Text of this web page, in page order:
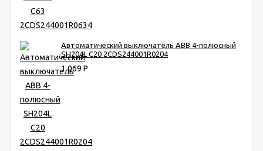
Автоматический выключатель ABB 4-полюсный
SH204L C20 2CDS244001R0204
1 069 Р